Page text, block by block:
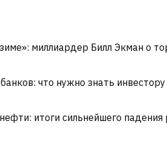
миллиардер Билл Экман о
что нужно знать
итоги сильнейшего